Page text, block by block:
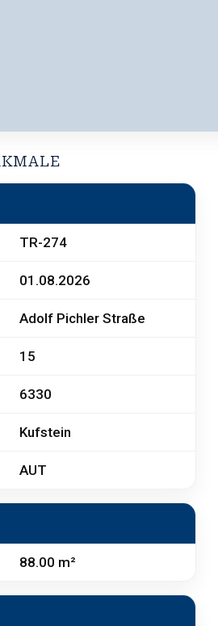
TR-274
01.08.2026
Adolf Pichler Straße
15
6330
Kufstein
AUT
88.00 m²